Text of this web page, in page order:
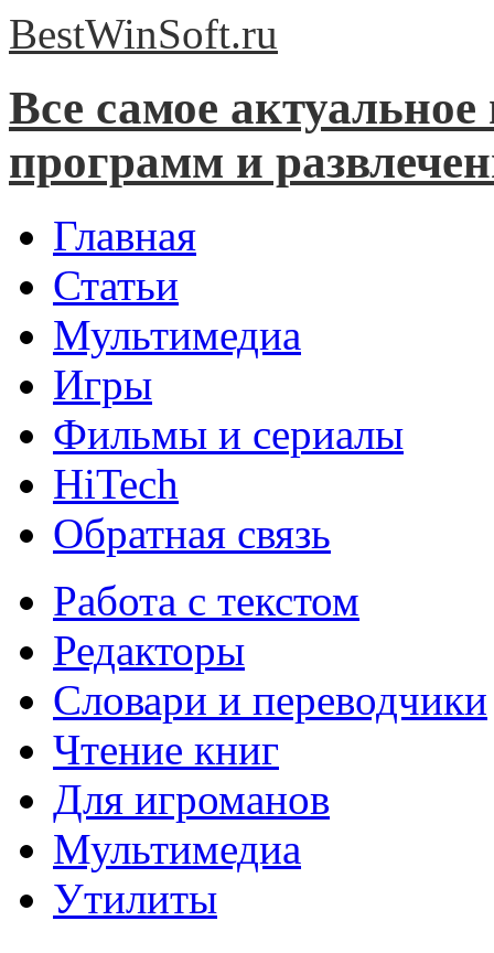
BestWinSoft.ru
Все самое
программ и
Главная
Статьи
Мультимедиа
Игры
Фильмы и сериалы
HiTech
Обратная связь
Работа с текстом
Редакторы
Словари и переводчики
Чтение книг
Для игроманов
Мультимедиа
Утилиты